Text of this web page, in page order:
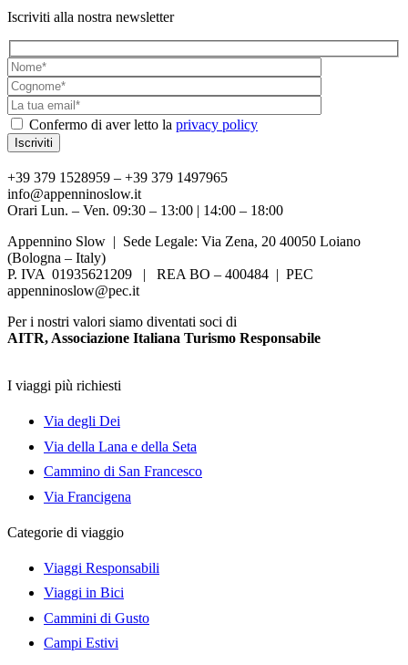
Iscriviti alla nostra newsletter
Confermo di aver letto la privacy policy
+39 379 1528959 – +39 379 1497965
info@appenninoslow.it
Orari Lun. – Ven. 09:30 – 13:00 | 14:00 – 18:00
Appennino Slow | Sede Legale: Via Zena, 20 40050 Loiano
(Bologna – Italy)
P. IVA 01935621209 | REA BO – 400484 | PEC
appenninoslow@pec.it
Per i nostri valori siamo diventati soci di
AITR, Associazione Italiana Turismo Responsabile
I viaggi più richiesti
Via degli Dei
Via della Lana e della Seta
Cammino di San Francesco
Via Francigena
Categorie di viaggio
Viaggi Responsabili
Viaggi in Bici
Cammini di Gusto
Campi Estivi